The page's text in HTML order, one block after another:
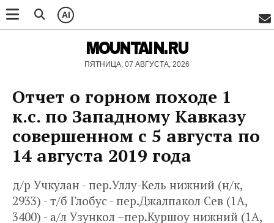
AI
MOUNTAIN.RU
ПЯТНИЦА, 07 АВГУСТА, 2026
Отчет о горном походе 1
к.с. по Западному Кавказу
совершенном с 5 августа по
14 августа 2019 года
д/р Учкулан - пер.Уллу-Кель нижний (н/к,
2933) - т/б Глобус - пер.Джалпакол Сев (1А,
3400) - а/л Узункол –пер.Куршоу нижний (1А,